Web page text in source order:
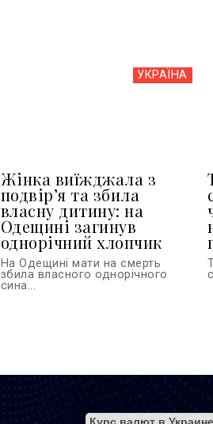
УКРАЇНА
Жінка виїжджала з
подвір’я та збила
власну дитину: на
Одещині загинув
однорічний хлопчик
На Одещині мати на смерть
збила власного однорічного
сина...